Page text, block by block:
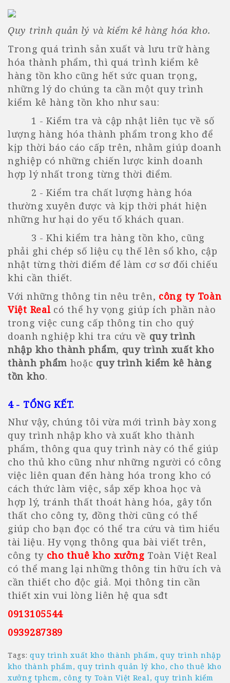
Quy trình quản lý và kiểm kê hàng hóa kho.
Trong quá trình sản xuất và lưu trữ hàng
hóa thành phẩm, thì quá trình kiểm kê
hàng tồn kho cũng hết sức quan trọng,
những lý do chúng ta cần một quy trình
kiểm kê hàng tồn kho như sau:
1 - Kiểm tra và cập nhật liên tục về số
lượng hàng hóa thành phẩm trong kho để
kịp thời báo cáo cấp trên, nhằm giúp doanh
nghiệp có những chiến lược kinh doanh
hợp lý nhất trong từng thời điểm.
2 - Kiểm tra chất lượng hàng hóa
thường xuyên được và kịp thời phát hiện
những hư hại do yếu tố khách quan.
3 - Khi kiểm tra hàng tồn kho, cũng
phải ghi chép số liệu cụ thế lên sổ kho, cập
nhật từng thời điểm để làm cơ sơ đối chiếu
khi cần thiết.
Với những thông tin nêu trên, công ty Toàn
Việt Realcó thể hy vọng giúp ích phần nào
trong việc cung cấp thông tin cho quý
doanh nghiệp khi tra cứu về quy trình
nhập kho thành phẩm, quy trình xuất kho
thành phẩm hoặc quy trình kiểm kê hàng
tồn kho.
4 - TỔNG KẾT.
Như vậy, chúng tôi vừa mới trình bày xong
quy trình nhập kho và xuất kho thành
phẩm, thông qua quy trình này có thể giúp
cho thủ kho cũng như những người có công
việc liên quan đến hàng hóa trong kho có
cách thức làm việc, sắp xếp khoa học và
hợp lý, tránh thất thoát hàng hóa, gây tổn
thất cho công ty, đồng thời cũng có thể
giúp cho bạn đọc có thể tra cứu và tìm hiểu
tài liệu. Hy vọng thông qua bài viết trên,
công ty cho thuê kho xưởng Toàn Việt Real
có thể mang lại những thông tin hữu ích và
cần thiết cho độc giả. Mọi thông tin cần
thiết xin vui lòng liên hệ qua sđt
0913105544
0939287389
Tags: quy trình xuất kho thành phẩm quy trình nhập
kho thành phẩm quy trình quản lý kho cho thuê kho
xưởng tphcm công ty Toàn Việt Real quy trình kiểm